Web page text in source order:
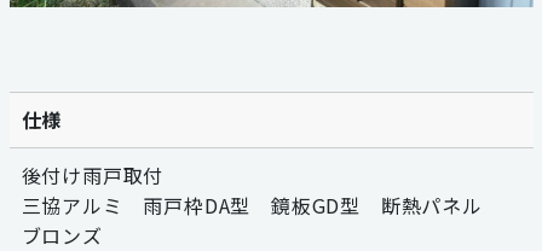
仕様
後付け雨戸取付
三協アルミ 雨戸枠DA型 鏡板GD型 断熱パネル
ブロンズ